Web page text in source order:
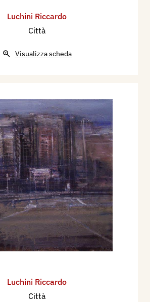
Luchini Riccardo
Città
Visualizza scheda
Luchini Riccardo
Città